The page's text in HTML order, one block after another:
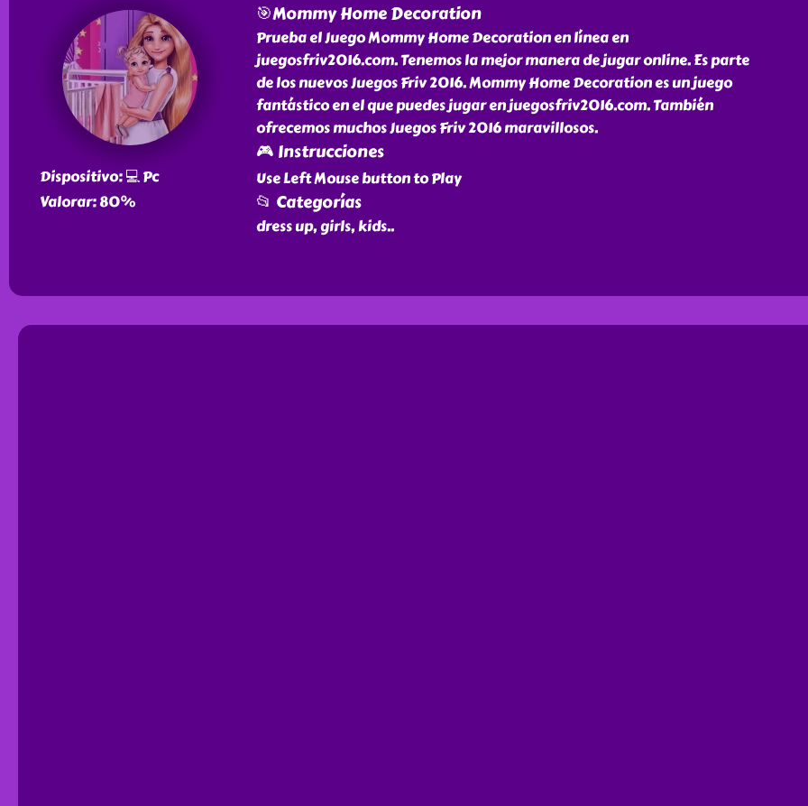
Dispositivo: 💻 Pc
Valorar: 80%
🎯Mommy Home Decoration
Prueba el Juego Mommy Home Decoration en línea en
juegosfriv2016.com. Tenemos la mejor manera de jugar online. Es parte
de los nuevos Juegos Friv 2016. Mommy Home Decoration es un juego
fantástico en el que puedes jugar en juegosfriv2016.com. También
ofrecemos muchos Juegos Friv 2016 maravillosos.
🎮 Instrucciones
Use Left Mouse button to Play
📂 Categorías
dress up, girls, kids..